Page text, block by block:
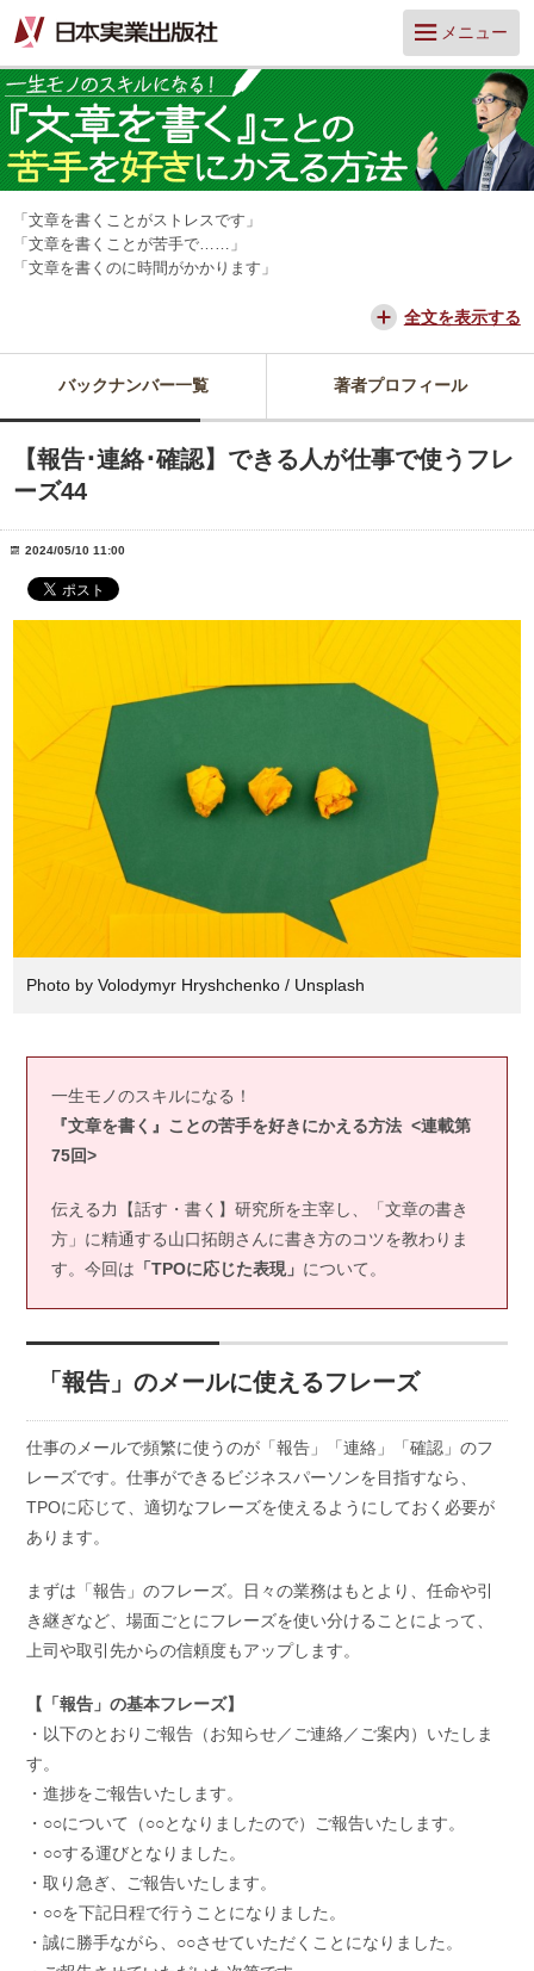
メニュー
「文章を書くことがストレスです」
「文章を書くことが苦手で……」
「文章を書くのに時間がかかります」
し、文章を書けるかどうかは、仕事の成果や周囲の評価に大きく関わり
も文章ってどう書けばいいんですか？』を著書にもつ、山口拓朗さんで
経験した中から導き出した、「書くことが嫌い」を「書くことが好き」
へと変える、文章作成のコツを教えてもらいます。
全文を表示する
バックナンバー一覧 著者プロフィール
【報告･連絡･確認】できる人が仕事で使うフレ
ーズ44
2024/05/10 11:00
Photo by Volodymyr Hryshchenko / Unsplash
一生モノのスキルになる！
『文章を書く』ことの苦手を好きにかえる方法 <連載第
75回>
伝える力【話す・書く】研究所を主宰し、「文章の書き
方」に精通する山口拓朗さんに書き方のコツを教わりま
す。今回は 「TPOに応じた表現」 について。
「報告」のメールに使えるフレーズ
仕事のメールで頻繁に使うのが「報告」「連絡」「確認」のフ
レーズです。仕事ができるビジネスパーソンを目指すなら、
TPOに応じて、適切なフレーズを使えるようにしておく必要が
あります。
まずは「報告」のフレーズ。日々の業務はもとより、任命や引
き継ぎなど、場面ごとにフレーズを使い分けることによって、
上司や取引先からの信頼度もアップします。
【「報告」の基本フレーズ】
・以下のとおりご報告（お知らせ／ご連絡／ご案内）いたしま
す。
・進捗をご報告いたします。
・○○について（○○となりましたので）ご報告いたします。
・○○する運びとなりました。
・取り急ぎ、ご報告いたします。
・○○を下記日程で行うことになりました。
・誠に勝手ながら、○○させていただくことになりました。